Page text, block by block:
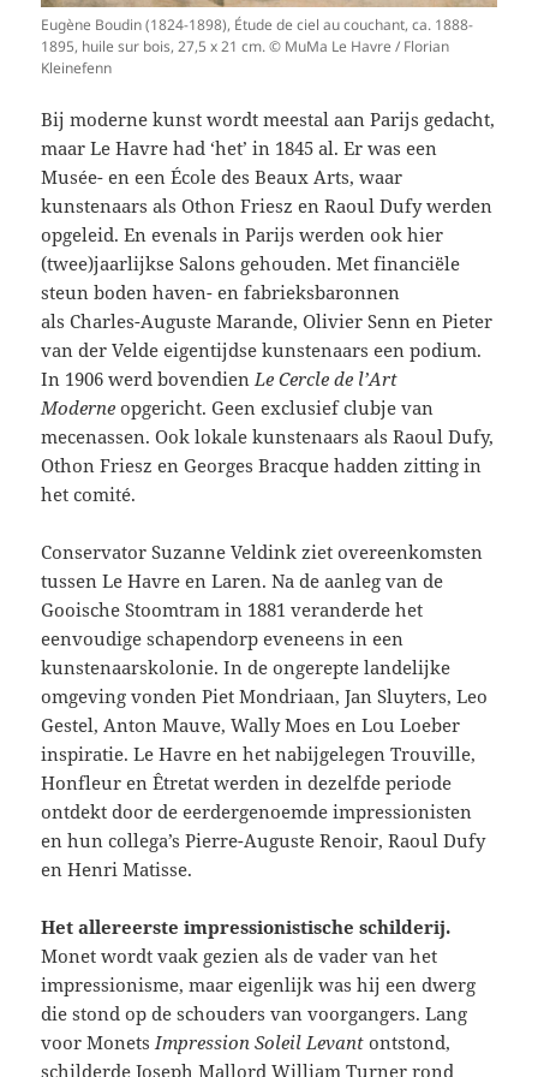
Eugène Boudin (1824-1898), Étude de ciel au couchant, ca. 1888-
1895, huile sur bois, 27,5 x 21 cm. © MuMa Le Havre / Florian
Kleinefenn
Bij moderne kunst wordt meestal aan Parijs gedacht,
maar Le Havre had ‘het’ in 1845 al. Er was een
Musée- en een École des Beaux Arts, waar
kunstenaars als Othon Friesz en Raoul Dufy werden
opgeleid. En evenals in Parijs werden ook hier
(twee)jaarlijkse Salons gehouden. Met financiële
steun boden haven- en fabrieksbaronnen
als Charles-Auguste Marande, Olivier Senn en Pieter
van der Velde eigentijdse kunstenaars een podium.
In 1906 werd bovendienLe Cercle de l’Art
Moderne opgericht. Geen exclusief clubje van
mecenassen. Ook lokale kunstenaars als Raoul Dufy,
Othon Friesz en Georges Bracque hadden zitting in
het comité.
Conservator Suzanne Veldink ziet overeenkomsten
tussen Le Havre en Laren. Na de aanleg van de
Gooische Stoomtram in 1881 veranderde het
eenvoudige schapendorp eveneens in een
kunstenaarskolonie. In de ongerepte landelijke
omgeving vonden Piet Mondriaan, Jan Sluyters, Leo
Gestel, Anton Mauve, Wally Moes en Lou Loeber
inspiratie. Le Havre en het nabijgelegen Trouville,
Honfleur en Êtretat werden in dezelfde periode
ontdekt door de eerdergenoemde impressionisten
en hun collega’s Pierre-Auguste Renoir, Raoul Dufy
en Henri Matisse.
Het allereerste impressionistische schilderij.
Monet wordt vaak gezien als de vader van het
impressionisme, maar eigenlijk was hij een dwerg
die stond op de schouders van voorgangers. Lang
voor MonetsImpression Soleil Levant ontstond,
schilderde Joseph Mallord William Turner rond